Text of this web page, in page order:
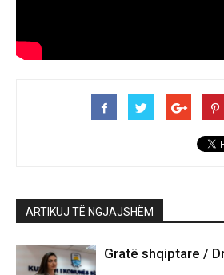
ARTIKUJ TË NGJAJSHËM
Gratë shqiptare /